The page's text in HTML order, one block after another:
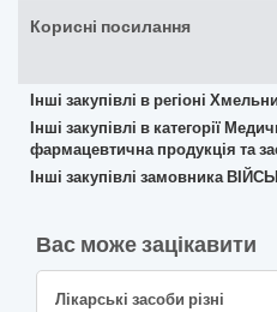
Корисні посилання
Інші закупівлі в регіоні
Інші закупівлі в категорії
фармацевтична продукція та
Інші закупівлі замовника
Вас може зацікавити
Лікарські засоби різні